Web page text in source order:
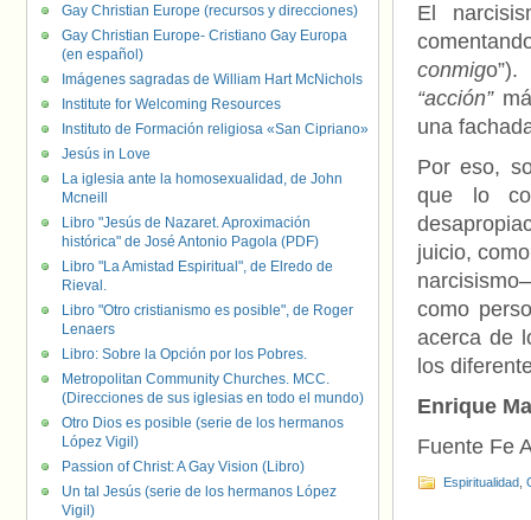
El
conmigo”).
“acción”
una
Por eso,
que lo
juicio,
como
acerca de
los
Enrique
Fuente Fe
Espiritualidad
Gay Christian Europe (recursos y direcciones)
Gay Christian Europe- Cristiano Gay Europa
(en español)
Imágenes sagradas de William Hart McNichols
Institute for Welcoming Resources
Instituto de Formación religiosa «San Cipriano»
Jesús in Love
La iglesia ante la homosexualidad, de John
Mcneill
Libro "Jesús de Nazaret. Aproximación
histórica" de José Antonio Pagola (PDF)
Libro "La Amistad Espiritual", de Elredo de
Rieval.
Libro "Otro cristianismo es posible", de Roger
Lenaers
Libro: Sobre la Opción por los Pobres.
Metropolitan Community Churches. MCC.
(Direcciones de sus iglesias en todo el mundo)
Otro Dios es posible (serie de los hermanos
López Vigil)
Passion of Christ: A Gay Vision (Libro)
Un tal Jesús (serie de los hermanos López
Vigil)